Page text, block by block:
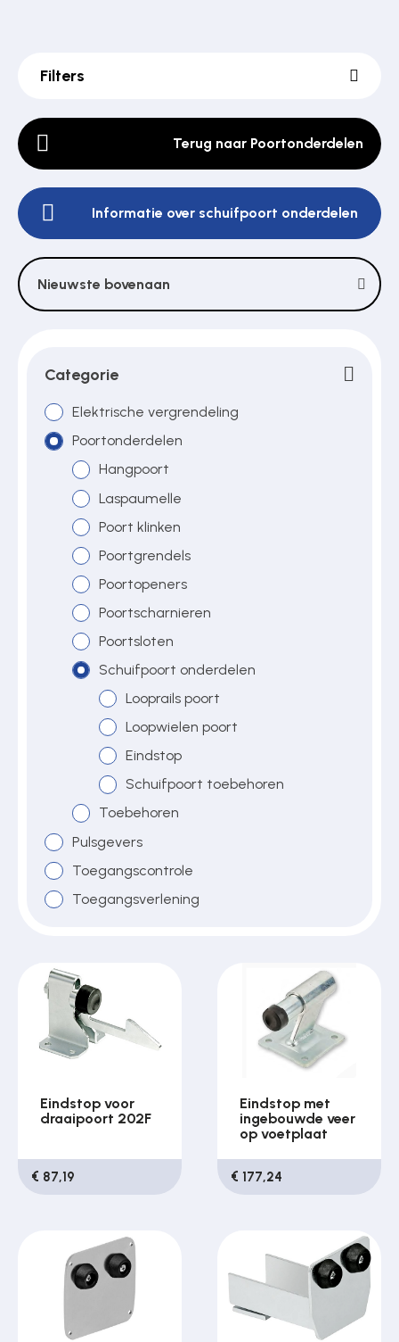
Pulsgevers
Sloten
Toegangscontrole
Over ons
Contact
Filters
Terug naar Poortonderdelen
Informatie over schuifpoort onderdelen
Nieuwste bovenaan
Categorie
Elektrische vergrendeling
Poortonderdelen
Hangpoort
Laspaumelle
Poort klinken
Poortgrendels
Poortopeners
Poortscharnieren
Poortsloten
Schuifpoort onderdelen
Looprails poort
Loopwielen poort
Eindstop
Schuifpoort toebehoren
Toebehoren
Pulsgevers
Toegangscontrole
Toegangsverlening
Eindstop voor
draaipoort 202F
€ 87,19
Eindstop met
ingebouwde veer
op voetplaat
€ 177,24